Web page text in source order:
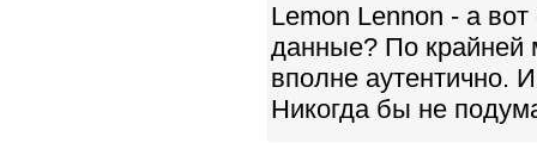
Lemon Lennon - а
данные? По крайней
вполне аутентично.
Никогда бы не